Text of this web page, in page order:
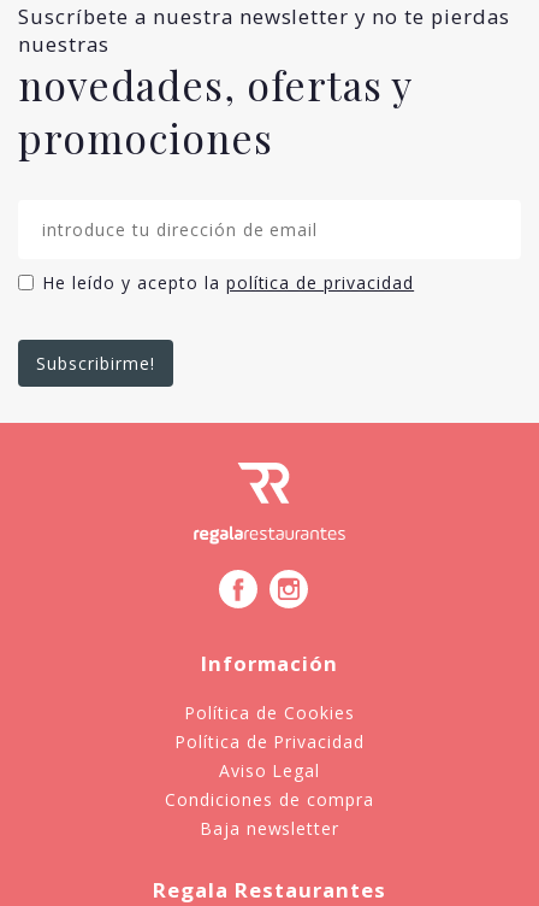
Suscríbete a nuestra newsletter y no te pierdas
nuestras
novedades, ofertas y
promociones
He leído y acepto la política de privacidad
Información
Política de Cookies
Política de Privacidad
Aviso Legal
Condiciones de compra
Baja newsletter
Regala Restaurantes